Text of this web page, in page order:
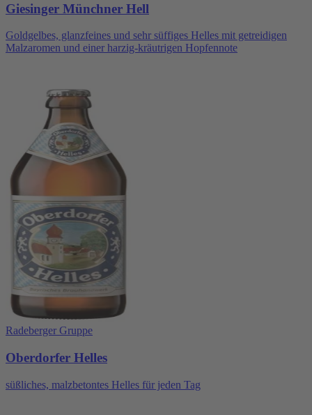
Giesinger Münchner Hell
Goldgelbes, glanzfeines und sehr süffiges Helles mit getreidigen
Malzaromen und einer harzig-kräutrigen Hopfennote
Radeberger Gruppe
Oberdorfer Helles
süßliches, malzbetontes Helles für jeden Tag